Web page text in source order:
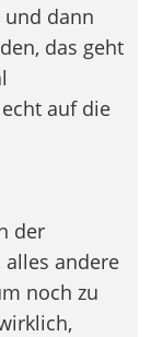
und dann
das geht
auf die
der
andere
noch zu